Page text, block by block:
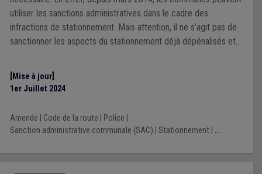
utiliser les sanctions administratives dans le cadre des
infractions de stationnement. Mais attention, il ne s’agit pas de
sanctionner les aspects du stationnement déjà dépénalisés et
[Mise à jour]
1er Juillet 2024
Amende Code de la route Police
Sanction administrative communale (SAC) Stationnement| ...